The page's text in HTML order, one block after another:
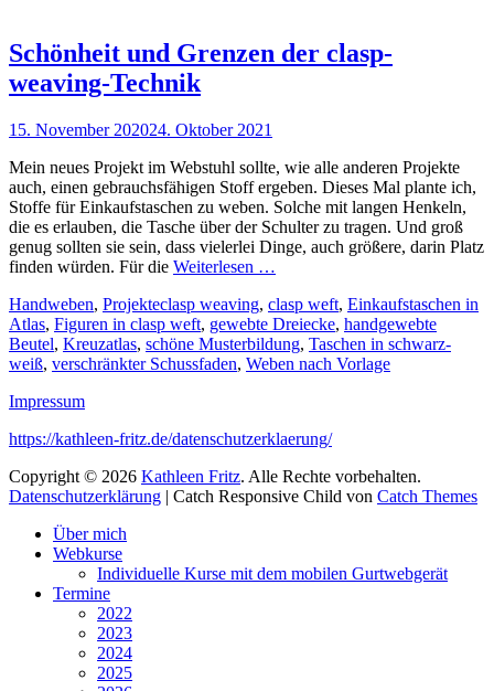
Schönheit und Grenzen der clasp-
weaving-Technik
Veröffentlicht
15. November 202024. Oktober 2021
Mein neues Projekt im Webstuhl sollte, wie alle anderen Projekte
auch, einen gebrauchsfähigen Stoff ergeben. Dieses Mal plante ich,
Stoffe für Einkaufstaschen zu weben. Solche mit langen Henkeln,
die es erlauben, die Tasche über der Schulter zu tragen. Und groß
genug sollten sie sein, dass vielerlei Dinge, auch größere, darin Platz
finden würden. Für die Weiterlesen …
Kategorien
Handweben, ProjekteSchlagworte
clasp weaving, clasp weft, Einkaufstaschen in
Atlas, Figuren in clasp weft, gewebte Dreiecke, handgewebte
Beutel, Kreuzatlas, schöne Musterbildung, Taschen in schwarz-
weiß, verschränkter Schussfaden, Weben nach Vorlage
Impressum
https://kathleen-fritz.de/datenschutzerklaerung/
Copyright © 2026 Kathleen Fritz. Alle Rechte vorbehalten.
Datenschutzerklärung | Catch Responsive Child von Catch Themes
oben
scrollen
Über mich
Webkurse
Individuelle Kurse mit dem mobilen Gurtwebgerät
Termine
2022
2023
2024
2025